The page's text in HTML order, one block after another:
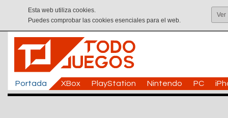
Esta web utiliza cookies.
Puedes comprobar las cookies esenciales para el web.
Ver
Portada XBox PlayStation Nintendo PC